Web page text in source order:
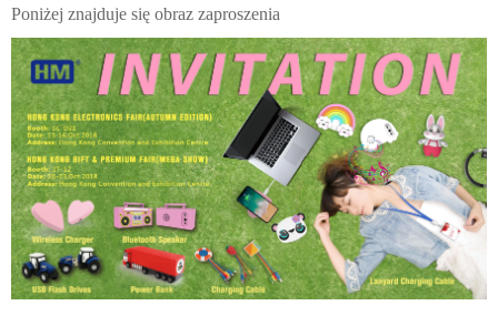
Poniżej znajduje się obraz zaproszenia